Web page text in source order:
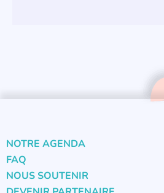
NOTRE AGENDA
FAQ
NOUS SOUTENIR